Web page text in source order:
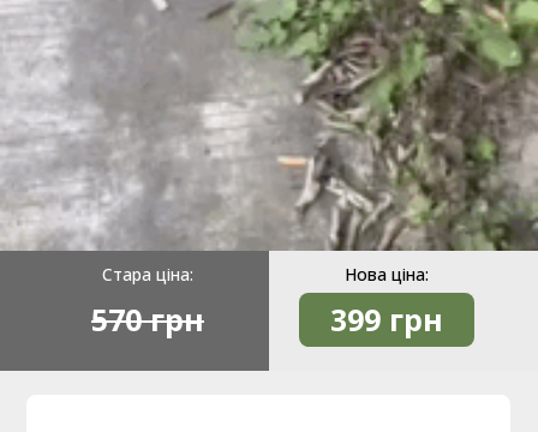
Стара ціна:
570 грн
Нова ціна:
399 грн